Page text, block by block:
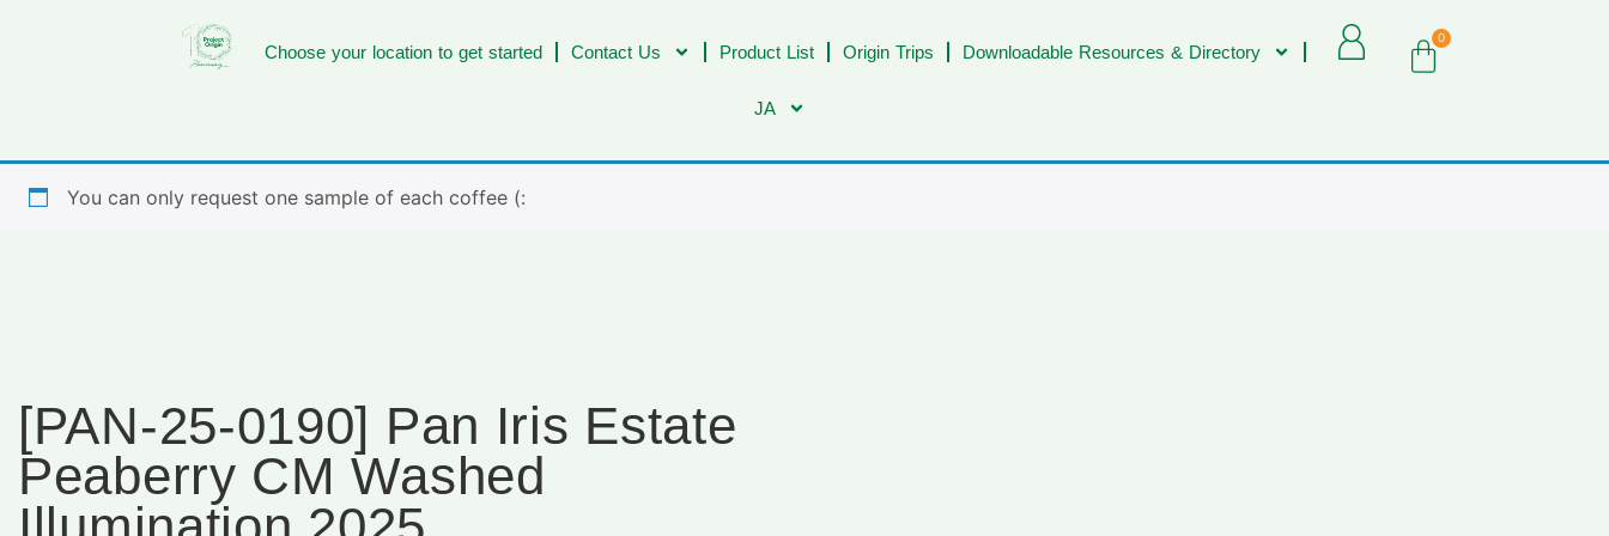
Choose your location to get started Contact Us Product List Origin Trips Downloadable Resources & Directory
JA
0
You can only request one sample of each coffee (:
[PAN-25-0190] Pan Iris Estate
Peaberry CM Washed